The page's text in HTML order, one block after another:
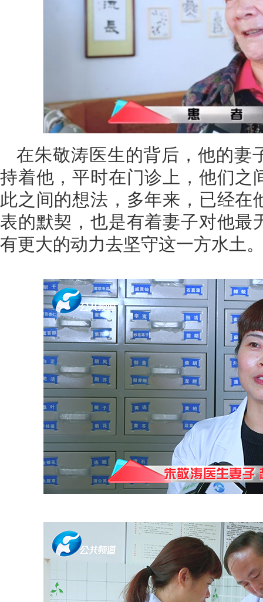
在朱敬涛医生的背后，他的妻
持着他，平时在门诊上，他们之
此之间的想法，多年来，已经在
表的默契，也是有着妻子对他最
有更大的动力去坚守这一方水土